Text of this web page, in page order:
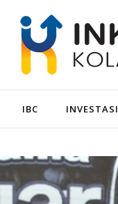
IBC INVESTASI